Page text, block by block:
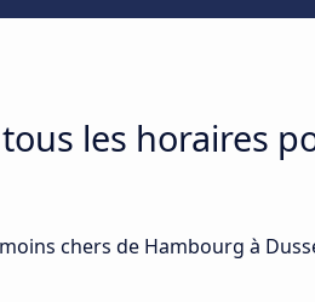
les horaires
chers de Hambourg à